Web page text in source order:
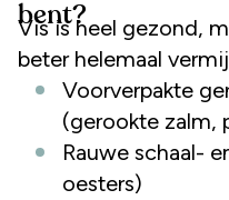
bent?
Vis is heel gezond,
beter helemaal
Voorverpakte
(gerookte zalm,
Rauwe schaal-
oesters)